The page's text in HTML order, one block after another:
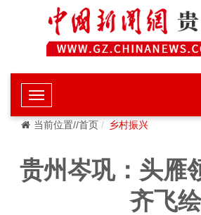
当前位置//首页 乡村振兴
贵州岑巩：头雁
齐飞